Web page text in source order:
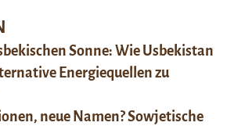
Sonne: Wie Usbekistan
Energiequellen zu
neue Namen? Sowjetische